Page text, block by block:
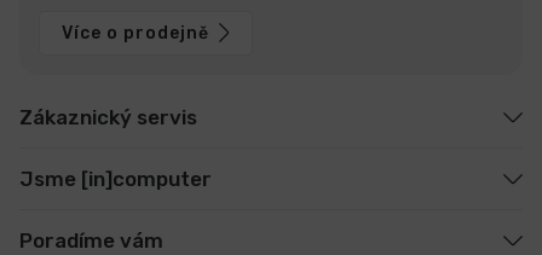
Více o prodejně
Zákaznický servis
Jsme [in]computer
Poradíme vám